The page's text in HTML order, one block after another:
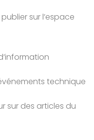
sur l’espace
technique
sur des articles du